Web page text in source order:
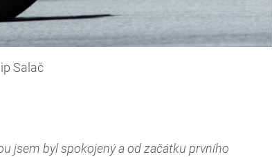
Salač
jsem byl spokojený a od začátku prvního